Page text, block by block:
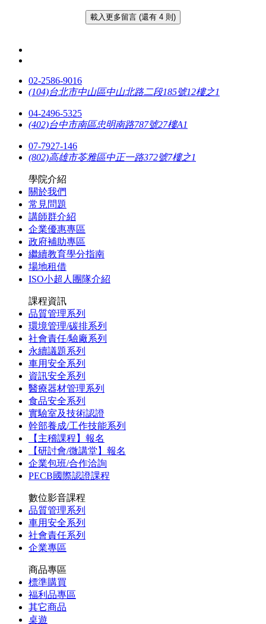
載入更多留言 (還有 4 則)
02-2586-9016
(104)台北市中山區中山北路二段185號12樓之1
04-2496-5325
(402)台中市南區忠明南路787號27樓A1
07-7927-146
(802)高雄市苓雅區中正一路372號7樓之1
學院介紹
關於我們
常見問題
講師群介紹
企業優惠專區
政府補助專區
繼續教育學分指南
場地租借
ISO小超人團隊介紹
課程資訊
品質管理系列
環境管理/碳排系列
社會責任/驗廠系列
永續議題系列
車用安全系列
資訊安全系列
醫療器材管理系列
食品安全系列
實驗室及技術認證
幹部養成/工作技能系列
【主稽課程】報名
【研討會/微講堂】報名
企業包班/合作洽詢
PECB國際認證課程
數位影音課程
品質管理系列
車用安全系列
社會責任系列
企業專區
商品專區
標準購買
福利品專區
其它商品
桌遊